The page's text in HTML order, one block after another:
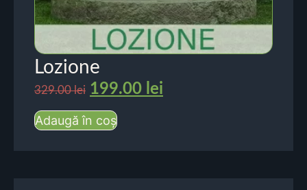
Lozione
329.00lei 199.00 lei
Adaugă în coș